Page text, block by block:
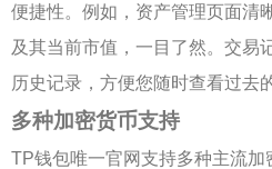
便捷性。例如，资产管理页面清
及其当前市值，一目了然。交易
历史记录，方便您随时查看过去
多种加密货币支持
TP钱包唯一官网支持多种主流加